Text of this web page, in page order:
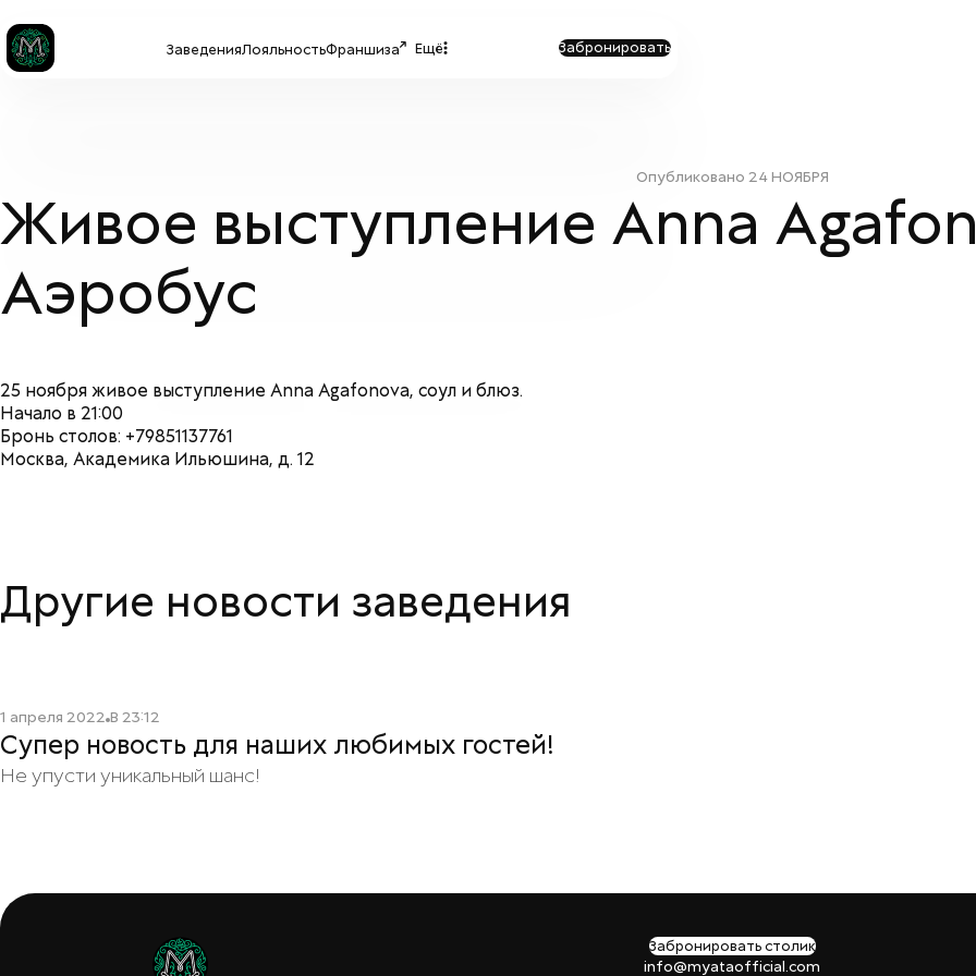
ЗаведенияЛояльностьФраншиза Ещё Забронировать
Опубликовано 24 НОЯБРЯ
Живое выступление Anna
Аэробус
25 ноября живое выступление Anna Agafonova, соул и блюз.
Начало в 21:00
Бронь столов: +79851137761
Москва, Академика Ильюшина, д. 12
Другие новости заведения
1 апреля 2022 В 23:12
Супер новость для наших любимых гостей!
Не упусти уникальный шанс!
Забронировать столик
info@myataofficial.com